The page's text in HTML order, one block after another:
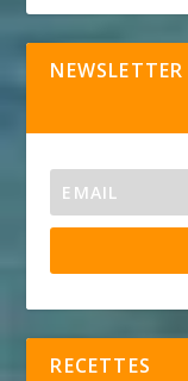
NEWSLETTER
RECETTES